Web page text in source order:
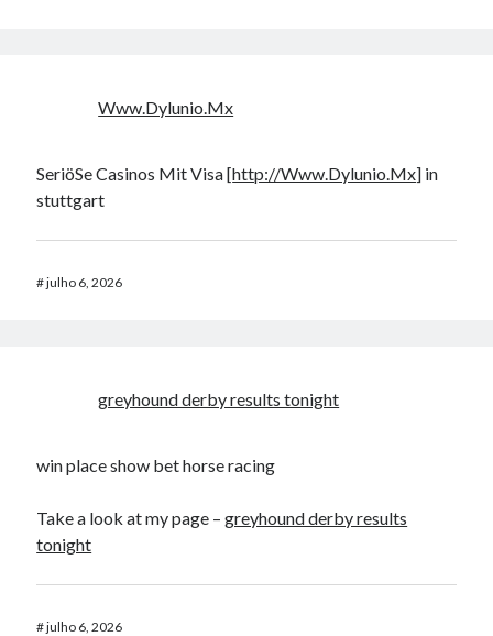
Www.Dylunio.Mx
SeriöSe Casinos Mit Visa [http://Www.Dylunio.Mx] in
stuttgart
#julho 6, 2026
greyhound derby results tonight​
win place show bet horse racing​
Take a look at my page –greyhound derby results
tonight​
#julho 6, 2026